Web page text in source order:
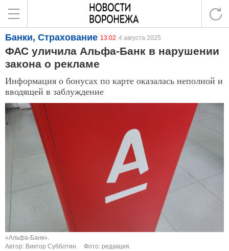
Банки, Страхование 13:02 4 августа 2025
ФАС уличила Альфа-Банк в нарушении
закона о рекламе
Информация о бонусах по карте оказалась неполной и
вводящей в заблуждение
«Альфа-Банк».
Автор: Виктор Субботин.
Фото: редакция.